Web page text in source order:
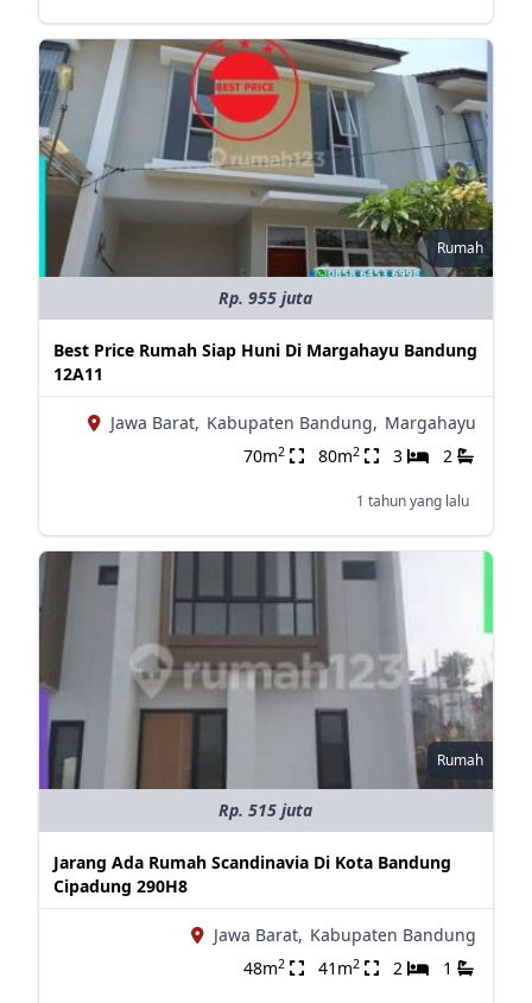
Rumah
Rp. 955 juta
Best Price Rumah Siap Huni Di Margahayu Bandung
12A11
Jawa Barat, Kabupaten Bandung, Margahayu
70m2 80m2 3 2
1 tahun yang lalu
Rumah
Rp. 515 juta
Jarang Ada Rumah Scandinavia Di Kota Bandung
Cipadung 290H8
Jawa Barat, Kabupaten Bandung
48m2 41m2 2 1